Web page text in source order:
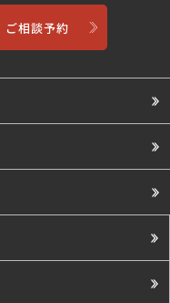
ご相談予約